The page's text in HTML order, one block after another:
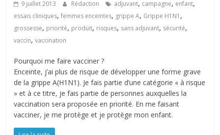
9 juillet 2013 Rédaction adjuvant, campagne, enfant,
essais cliniques,femmes enceintes, grippe A, Grippe H1N1 ,
grossesse, priorité, produit, risques, sans adjuvant, sécurité,
vaccin,vaccination
Pourquoi me faire vacciner ?
Enceinte, j’ai plus de risque de développer une forme grave
de la grippe A(H1N1). Je fais partie d’une catégorie « à risque
» et à ce titre, je fais partie de personnes auxquelles la
vaccination sera proposée en priorité. En me faisant
vacciner, je me protège et je protège mon enfant.